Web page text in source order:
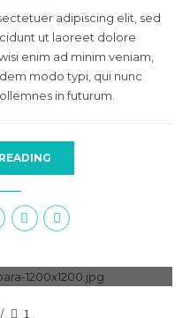
adipiscing elit, sed
ut laoreet dolore
enim ad minim veniam,
modo typi, qui nunc
in futurum.
1